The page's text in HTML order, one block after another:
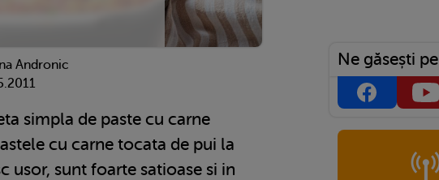
Andronic
simpla de paste cu carne
cu carne tocata de pui la
usor, sunt foarte satioase si in
Ne găsești pe